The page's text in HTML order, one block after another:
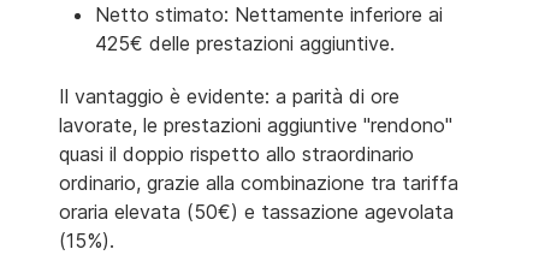
Netto stimato: Nettamente inferiore ai
425€ delle prestazioni aggiuntive.
Il vantaggio è evidente: a parità di ore
lavorate, le prestazioni aggiuntive "rendono"
quasi il doppio rispetto allo straordinario
ordinario, grazie alla combinazione tra tariffa
oraria elevata (50€) e tassazione agevolata
(15%).